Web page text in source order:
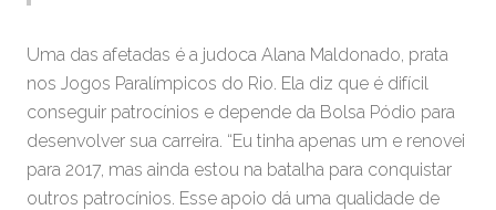
Uma das afetadas é a judoca Alana Maldonado, prata
nos Jogos Paralímpicos do Rio. Ela diz que é difícil
conseguir patrocínios e depende da Bolsa Pódio para
desenvolver sua carreira. “Eu tinha apenas um e renovei
para 2017, mas ainda estou na batalha para conquistar
outros patrocínios. Esse apoio dá uma qualidade de